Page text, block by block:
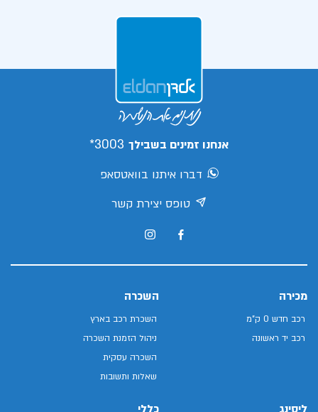
אנחנו זמינים בשבילך 3003*
דברו איתנו בוואטסאפ
טופס יצירת קשר
מכירה
רכב חדש 0 ק"מ
רכב יד ראשונה
השכרה
השכרת רכב בארץ
ניהול הזמנת השכרה
השכרה עסקית
שאלות ותשובות
ליסינג כללי